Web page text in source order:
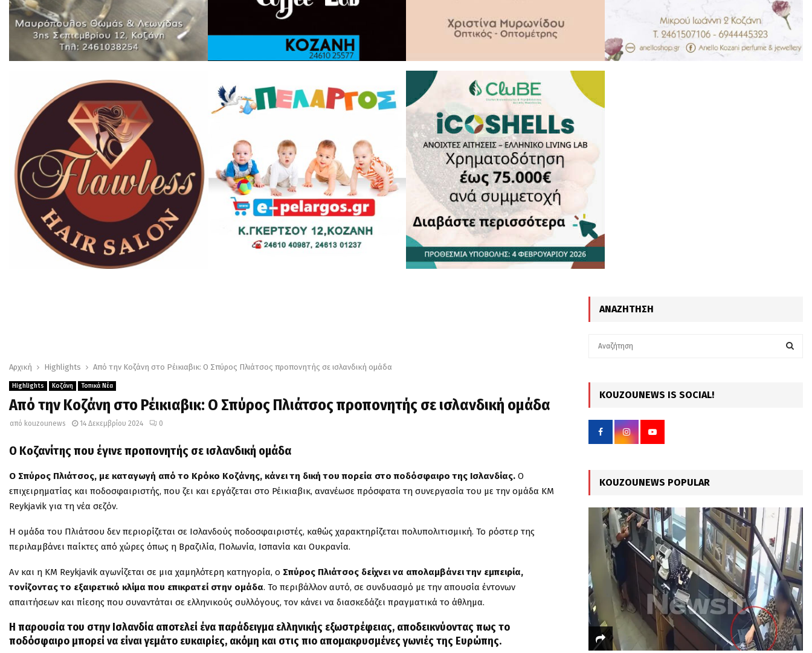
Αρχική Highlights Από την Κοζάνη στο Ρέικιαβικ: Ο Σπύρος Πλιάτσος προπονητής σε ισλανδική ομάδα
Highlights Κοζάνη Τοπικά Νέα
Από την Κοζάνη στο Ρέικιαβικ: Ο Σπύρος Πλιάτσος προπονητής σε ισλανδική ομάδα
από kouzounews 14 Δεκεμβρίου 2024 0
Ο Κοζανίτης που έγινε προπονητής σε ισλανδική ομάδα
Ο Σπύρος Πλιάτσος, με καταγωγή από το Κρόκο Κοζάνης, κάνει τη δική του πορεία στο ποδόσφαιρο της Ισλανδίας. Ο
επιχειρηματίας και ποδοσφαιριστής, που ζει και εργάζεται στο Ρέικιαβικ, ανανέωσε πρόσφατα τη συνεργασία του με την ομάδα KM
Reykjavik για τη νέα σεζόν.
Η ομάδα του Πλιάτσου δεν περιορίζεται σε Ισλανδούς ποδοσφαιριστές, καθώς χαρακτηρίζεται πολυπολιτισμική. Το ρόστερ της
περιλαμβάνει παίκτες από χώρες όπως η Βραζιλία, Πολωνία, Ισπανία και Ουκρανία.
Αν και η KM Reykjavik αγωνίζεται σε μια χαμηλότερη κατηγορία, ο Σπύρος Πλιάτσος δείχνει να απολαμβάνει την εμπειρία,
τονίζοντας το εξαιρετικό κλίμα που επικρατεί στην ομάδα. Το περιβάλλον αυτό, σε συνδυασμό με την απουσία έντονων
απαιτήσεων και πίεσης που συναντάται σε ελληνικούς συλλόγους, τον κάνει να διασκεδάζει πραγματικά το άθλημα.
Η παρουσία του στην Ισλανδία αποτελεί ένα παράδειγμα ελληνικής εξωστρέφειας, αποδεικνύοντας πως το
ποδόσφαιρο μπορεί να είναι γεμάτο ευκαιρίες, ακόμη και στις πιο απομακρυσμένες γωνιές της Ευρώπης.
ΑΝΑΖΉΤΗΣΗ
r
KOUZOUNEWS IS SOCIAL!
KOUZOUNEWS POPULAR